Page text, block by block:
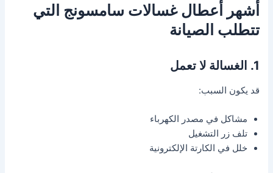
أشهر أعطال غسالات سامسونج التي
تتطلب الصيانة
1. الغسالة لا تعمل
قد يكون السبب:
مشاكل في مصدر الكهرباء
تلف زر التشغيل
خلل في الكارتة الإلكترونية